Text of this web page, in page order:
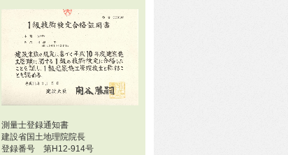
測量士登録通知書
建設省国土地理院院長
登録番号 第H12-914号